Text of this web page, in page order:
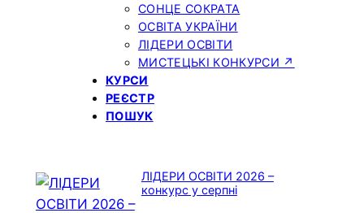
СОНЦЕ СОКРАТА
ОСВІТА УКРАЇНИ
ЛІДЕРИ ОСВІТИ
МИСТЕЦЬКІ КОНКУРСИ ↗
КУРСИ
РЕЄСТР
ПОШУК
ЛІДЕРИ ОСВІТИ 2026 –
конкурс у серпні